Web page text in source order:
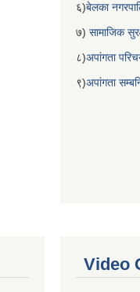
६)बेलका
७) सामाजिक
८)अपांगता
९)अपांगता
Video